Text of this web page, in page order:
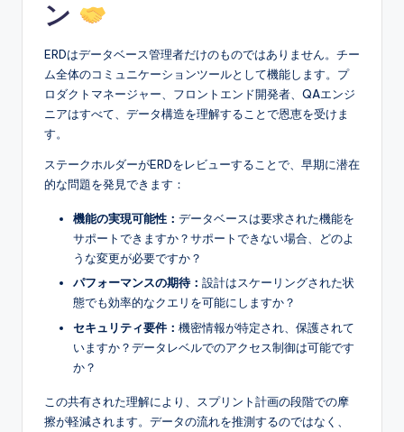
ン
ERDはデータベース管理者だけのものではありません。チー
ム全体のコミュニケーションツールとして機能します。プ
ロダクトマネージャー、フロントエンド開発者、QAエンジ
ニアはすべて、データ構造を理解することで恩恵を受けま
す。
ステークホルダーがERDをレビューすることで、早期に潜在
的な問題を発見できます：
機能の実現可能性： データベースは要求された機能を
サポートできますか？サポートできない場合、どのよ
うな変更が必要ですか？
パフォーマンスの期待： 設計はスケーリングされた状
態でも効率的なクエリを可能にしますか？
セキュリティ要件： 機密情報が特定され、保護されて
いますか？データレベルでのアクセス制御は可能です
か？
この共有された理解により、スプリント計画の段階での摩
擦が軽減されます。データの流れを推測するのではなく、